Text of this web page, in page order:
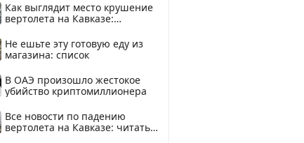
Как выглядит место крушение
вертолета на Кавказе:
Не ешьте эту готовую еду из
магазина: список
В ОАЭ произошло жестокое
убийство криптомиллионера
Все новости по падению
вертолета на Кавказе: читать